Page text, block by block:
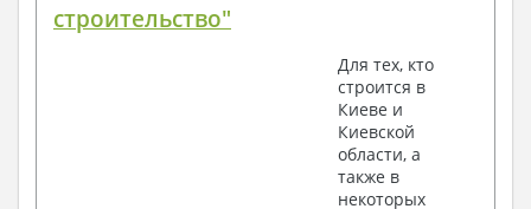
строительство"
Для тех, кто
строится в
Киеве и
Киевской
области, а
также в
некоторых